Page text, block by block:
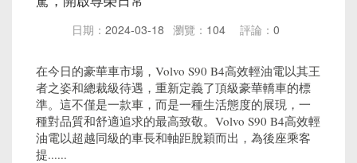
日期： 2024-03-18 瀏覽： 104 評論： 0
在今日的豪華車市場，Volvo S90 B4高效輕油電以其王
者之姿和總裁級待遇，重新定義了頂級豪華轎車的標
準。這不僅是一款車，而是一種生活態度的展現，一
種對品質和舒適追求的最高致敬。Volvo S90 B4高效輕
油電以超越同級的車長和軸距脫穎而出，為後座乘客
提......